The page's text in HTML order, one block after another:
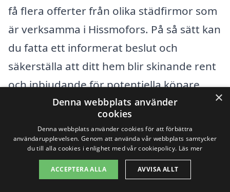
få flera offerter från olika städfirmor som
är verksamma i Hissmofors. På så sätt kan
du fatta ett informerat beslut och
säkerställa att ditt hem blir skinande rent
och inbjudande för potentiella köpare.
Få 3 erbjudanden, gratis och utan
förpliktelser
×
Denna webbplats använder
cookies
Denna webbplats använder cookies för att förbättra
användarupplevelsen. Genom att använda vår webbplats samtycker
du till alla cookies i enlighet med vår cookiepolicy. Läs mer
ACCEPTERA ALLA AVVISA ALLT